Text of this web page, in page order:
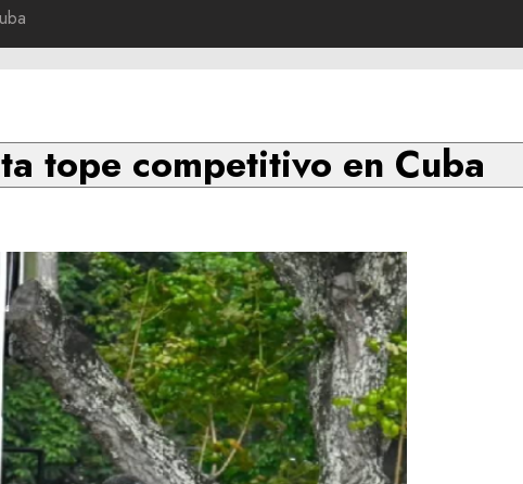
tope competitivo en Cuba